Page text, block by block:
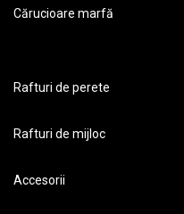
Cărucioare marfă
Rafturi de perete
Rafturi de mijloc
Accesorii